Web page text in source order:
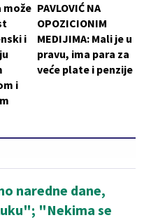
može
i
i
PAVLOVIĆ NA
OPOZICIONIM
MEDIJIMA: Mali je u
pravu, ima para za
veće plate i penzije
naredne dane,
"Nekima se